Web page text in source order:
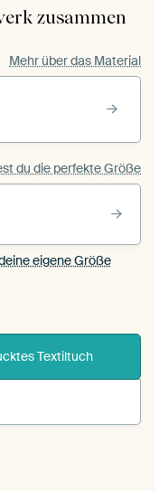
zusammen
Mehr über das Material
du die perfekte Größe
eigene Größe
Textiltuch
Textiltuch in